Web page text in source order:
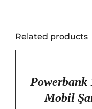
Related products
Powerbank
Mobil